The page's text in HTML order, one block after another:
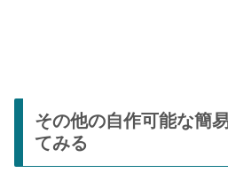
その他の自作可能な簡
てみる